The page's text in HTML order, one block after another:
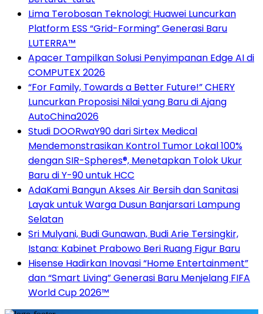
Lima Terobosan Teknologi: Huawei Luncurkan
Platform ESS “Grid-Forming” Generasi Baru
LUTERRA™
Apacer Tampilkan Solusi Penyimpanan Edge AI di
COMPUTEX 2026
“For Family, Towards a Better Future!” CHERY
Luncurkan Proposisi Nilai yang Baru di Ajang
AutoChina2026
Studi DOORwaY90 dari Sirtex Medical
Mendemonstrasikan Kontrol Tumor Lokal 100%
dengan SIR-Spheres®, Menetapkan Tolok Ukur
Baru di Y-90 untuk HCC
AdaKami Bangun Akses Air Bersih dan Sanitasi
Layak untuk Warga Dusun Banjarsari Lampung
Selatan
Sri Mulyani, Budi Gunawan, Budi Arie Tersingkir,
Istana: Kabinet Prabowo Beri Ruang Figur Baru
Hisense Hadirkan Inovasi “Home Entertainment”
dan “Smart Living” Generasi Baru Menjelang FIFA
World Cup 2026™